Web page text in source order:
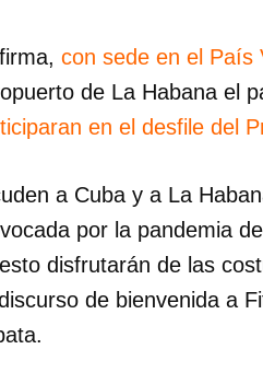
Para poder
cuenta de
con sede en el País
de La Habana el
en el desfile del
a Cuba y a La
por la pandemia
disfrutarán de las
de bienvenida a